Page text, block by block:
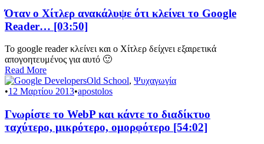
Όταν ο Χίτλερ ανακάλυψε ότι κλείνει το Google
Reader… [03:50]
Το google reader κλείνει και ο Χίτλερ δείχνει εξαιρετικά
απογοητευμένος για αυτό 🙂
Read More
Old School, Ψυχαγωγία
•12 Μαρτίου 2013•apostolos
Γνωρίστε το WebP και κάντε το διαδίκτυο
ταχύτερο, μικρότερο, ομορφότερο [54:02]